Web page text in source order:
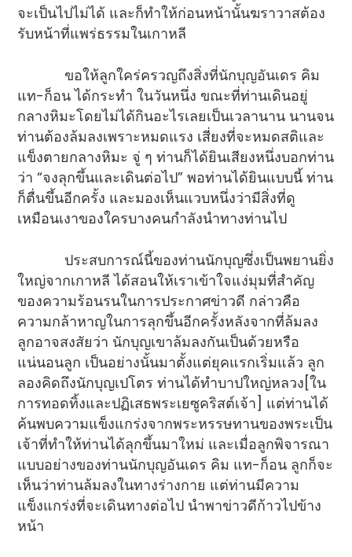
จะเป็นไปไม่ได้ และก็ทำให้ก่อนหน้านั้นฆราวาสต้อง
รับหน้าที่แพร่ธรรมในเกาหลี
ขอให้ลูกใคร่ครวญถึงสิ่งที่นักบุญอันเดร คิม
แท-ก็อน ได้กระทำ ในวันหนึ่ง ขณะที่ท่านเดินอยู่
กลางหิมะโดยไม่ได้กินอะไรเลยเป็นเวลานาน นานจน
ท่านต้องล้มลงเพราะหมดแรง เสี่ยงที่จะหมดสติและ
แข็งตายกลางหิมะ จู่ ๆ ท่านก็ได้ยินเสียงหนึ่งบอกท่าน
ว่า “จงลุกขึ้นและเดินต่อไป” พอท่านได้ยินแบบนี้ ท่าน
ก็ตื่นขึ้นอีกครั้ง และมองเห็นแวบหนึ่งว่ามีสิ่งที่ดู
เหมือนเงาของใครบางคนกำลังนำทางท่านไป
ประสบการณ์นี้ของท่านนักบุญซึ่งเป็นพยานยิ่ง
ใหญ่จากเกาหลี ได้สอนให้เราเข้าใจแง่มุมที่สำคัญ
ของความร้อนรนในการประกาศข่าวดี กล่าวคือ
ความกล้าหาญในการลุกขึ้นอีกครั้งหลังจากที่ล้มลง
ลูกอาจสงสัยว่า นักบุญเขาล้มลงกันเป็นด้วยหรือ
แน่นอนลูก เป็นอย่างนั้นมาตั้งแต่ยุคแรกเริ่มแล้ว ลูก
ลองคิดถึงนักบุญเปโตร ท่านได้ทำบาปใหญ่หลวง[ใน
การทอดทิ้งและปฏิเสธพระเยซูคริสต์เจ้า] แต่ท่านได้
ค้นพบความแข็งแกร่งจากพระหรรษทานของพระเป็น
เจ้าที่ทำให้ท่านได้ลุกขึ้นมาใหม่ และเมื่อลูกพิจารณา
แบบอย่างของท่านนักบุญอันเดร คิม แท-ก็อน ลูกก็จะ
เห็นว่าท่านล้มลงในทางร่างกาย แต่ท่านมีความ
แข็งแกร่งที่จะเดินทางต่อไป นำพาข่าวดีก้าวไปข้าง
หน้า